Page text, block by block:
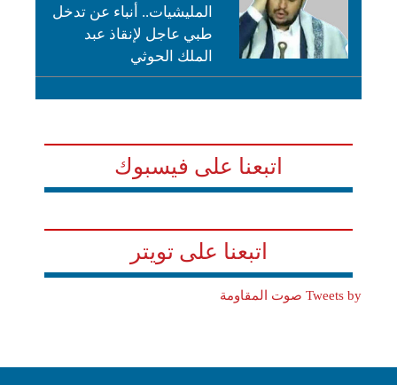
المليشيات.. أنباء عن تدخل
طبي عاجل لإنقاذ عبد
الملك الحوثي
اتبعنا على فيسبوك
اتبعنا على تويتر
Tweets by صوت المقاومة